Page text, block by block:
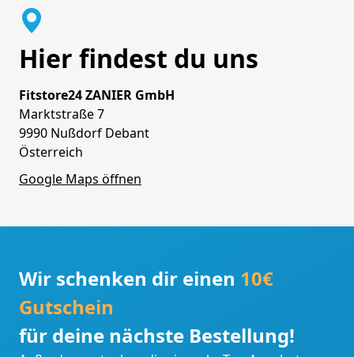
Hier findest du uns
Fitstore24 ZANIER GmbH
Marktstraße 7
9990 Nußdorf Debant
Österreich
Google Maps öffnen
Wir schenken dir einen 10€
Gutschein
für deine nächste Bestellung!